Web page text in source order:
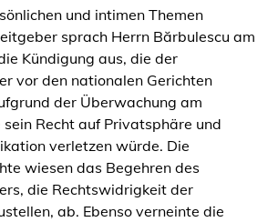
und intimen Themen
sprach Herrn Bărbulescu am
Kündigung aus, die der
vor den nationalen Gerichten
der Überwachung am
Recht auf Privatsphäre und
verletzen würde. Die
wiesen das Begehren des
die Rechtswidrigkeit der
ab. Ebenso verneinte die